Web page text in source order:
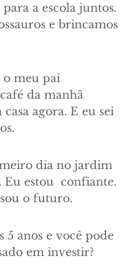
a escola juntos.
e brincamos
o meu pai
da manhã
agora. E eu sei
dia no jardim
Eu estou confiante.
o futuro.
anos e você pode
em investir?